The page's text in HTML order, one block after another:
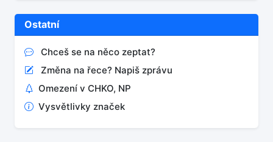
Ostatní
Chceš se na něco zeptat?
Změna na řece? Napiš zprávu
Omezení v CHKO, NP
Vysvětlivky značek